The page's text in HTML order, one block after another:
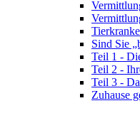
Sind Sie
Teil 1 -
Teil 2 -
Teil 3 -
Zuhause